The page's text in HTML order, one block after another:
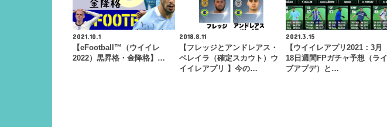
2021.10.1
【eFootball™（ウイイレ
2022）黒昇格・金降格】…
2018.8.11
【フレッジとアンドレアス・
ペレイラ（確定スカウト）ウ
イイレアプリ 】今の…
2021.3.15
【ウイイレアプリ2021：3月
18日週間FPガチャ予想（ライ
ブアプデ）と…